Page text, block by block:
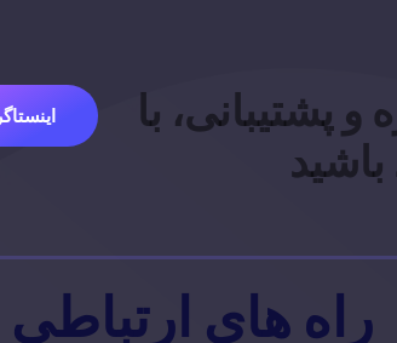
پشتیبانی، با
باشید
راه های ارتباطی